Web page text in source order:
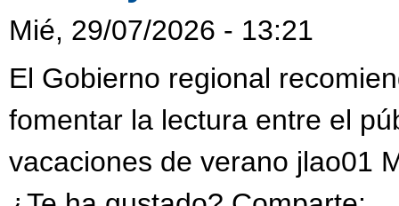
Mié, 29/07/2026 - 13:21
El Gobierno regional
fomentar la lectura entre el
vacaciones de verano jlao01